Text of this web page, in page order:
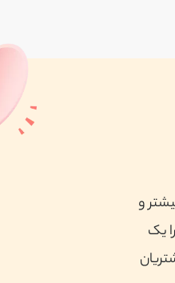
ونتی
واقع در
مشاهده همه
و
یک